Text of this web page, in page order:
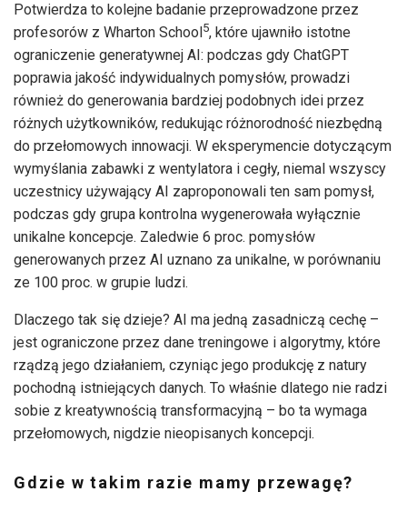
Potwierdza to kolejne badanie przeprowadzone przez
profesorów z Wharton School 5, które ujawniło istotne
ograniczenie generatywnej AI: podczas gdy ChatGPT
poprawia jakość indywidualnych pomysłów, prowadzi
również do generowania bardziej podobnych idei przez
różnych użytkowników, redukując różnorodność niezbędną
do przełomowych innowacji. W eksperymencie dotyczącym
wymyślania zabawki z wentylatora i cegły, niemal wszyscy
uczestnicy używający AI zaproponowali ten sam pomysł,
podczas gdy grupa kontrolna wygenerowała wyłącznie
unikalne koncepcje. Zaledwie 6 proc. pomysłów
generowanych przez AI uznano za unikalne, w porównaniu
ze 100 proc. w grupie ludzi.
Dlaczego tak się dzieje? AI ma jedną zasadniczą cechę –
jest ograniczone przez dane treningowe i algorytmy, które
rządzą jego działaniem, czyniąc jego produkcję z natury
pochodną istniejących danych. To właśnie dlatego nie radzi
sobie z kreatywnością transformacyjną – bo ta wymaga
przełomowych, nigdzie nieopisanych koncepcji.
Gdzie w takim razie mamy przewagę?